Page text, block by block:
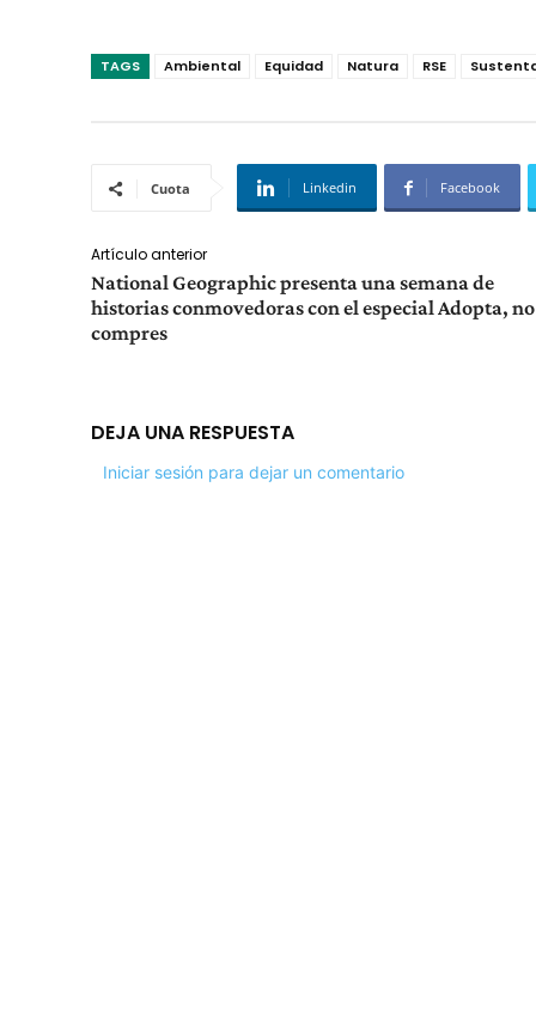
TAGS Ambiental Equidad Natura RSE
Cuota Linkedin Facebook
Artículo anterior
National Geographic presenta una semana de
historias conmovedoras con el especial Adopta, no
compres
DEJA UNA RESPUESTA
Iniciar sesión para dejar un comentario